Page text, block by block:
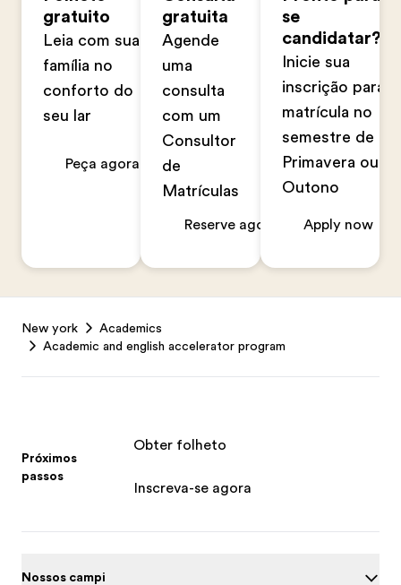
gratuito
Leia com sua
família no
conforto do
seu lar
Peça agora
gratuita
Agende
uma
consulta
com um
Consultor
de
Matrículas
Reserve agora
se
candidatar?
Inicie sua
inscrição para
matrícula no
semestre de
Primavera ou
Outono
Apply now
New york
Academics
Academic and english accelerator program
Próximos
passos
Obter folheto
Inscreva-se agora
Nossos campi